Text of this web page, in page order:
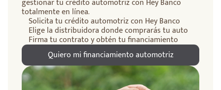
gestionar tu crédito automotriz con Hey Banco
totalmente en línea.
Solicita tu crédito automotriz con Hey Banco
Elige la distribuidora donde comprarás tu auto
Firma tu contrato y obtén tu financiamiento
Quiero mi financiamiento automotriz